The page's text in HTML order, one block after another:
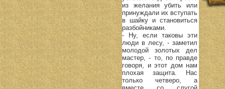
из желания убить или
принуждали их вступать
в шайку и становиться
разбойниками.
- Ну, если таковы эти
люди в лесу, - заметил
молодой золотых дел
мастер, - то, по правде
говоря, и этот дом нам
плохая защита. Нас
только четверо, а